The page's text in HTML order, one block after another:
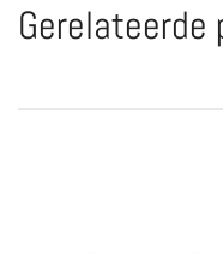
Gerelateerde